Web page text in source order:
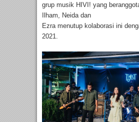
grup musik HIVI! yang
Ilham, Neida dan
Ezra menutup kolaborasi ini
2021.